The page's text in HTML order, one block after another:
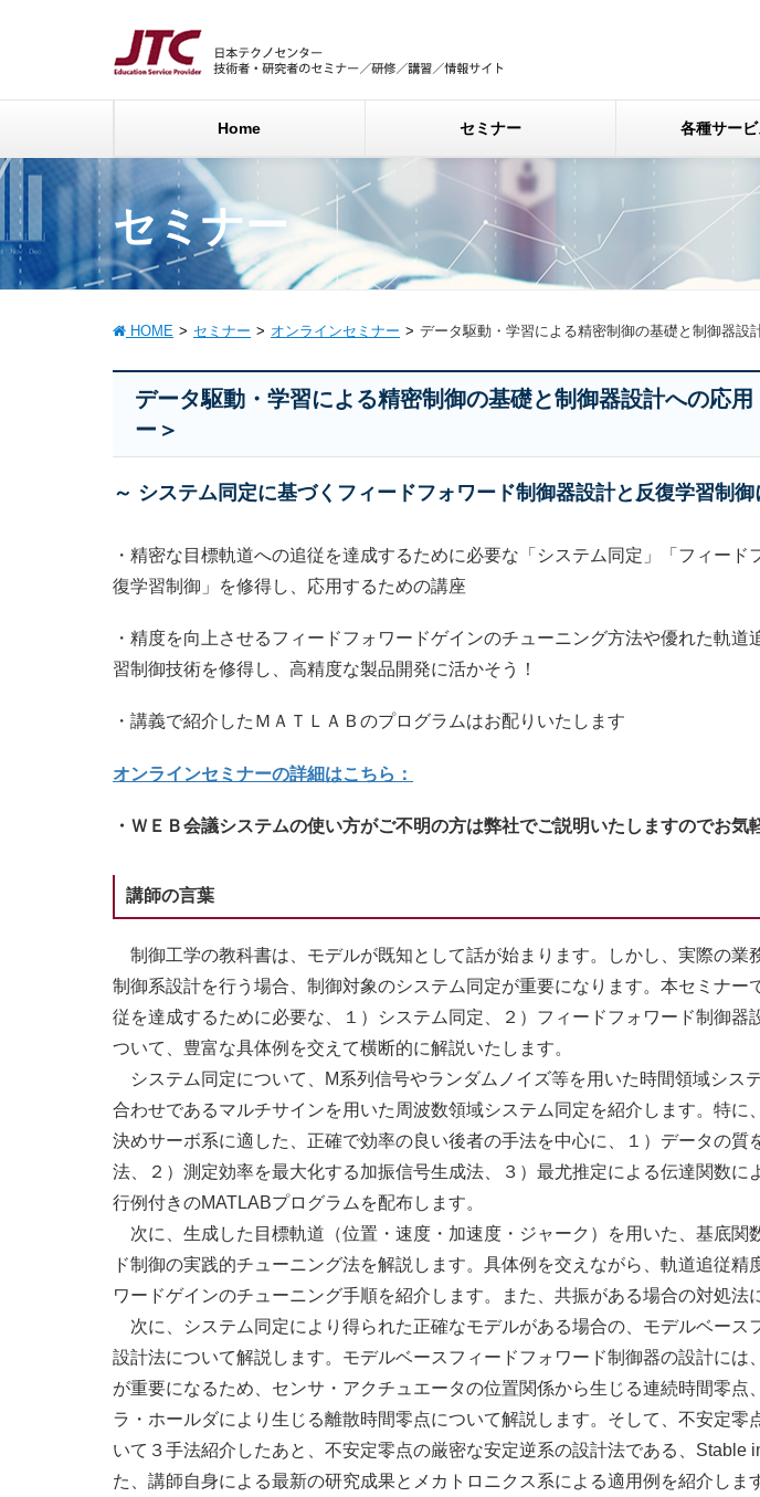
Home セミナー 各種サー
セミナー
HOME セミナー オンラインセミナー データ駆動・学習による精密制御の基礎と制御器
データ駆動・学習による精密制御の基礎と制御器設計への応
ー＞
～ システム同定に基づくフィードフォワード制御器設計と反復学習制
・精密な目標軌道への追従を達成するために必要な「システム同定」「フィード
復学習制御」を修得し、応用するための講座
・精度を向上させるフィードフォワードゲインのチューニング方法や優れた軌道
習制御技術を修得し、高精度な製品開発に活かそう！
・講義で紹介したＭＡＴＬＡＢのプログラムはお配りいたします
オンラインセミナーの詳細はこちら：
・ＷＥＢ会議システムの使い方がご不明の方は弊社でご説明いたしますのでお気
講師の言葉
制御工学の教科書は、モデルが既知として話が始まります。しかし、実際の業
制御系設計を行う場合、制御対象のシステム同定が重要になります。本セミナー
従を達成するために必要な、１）システム同定、２）フィードフォワード制御器
ついて、豊富な具体例を交えて横断的に解説いたします。
システム同定について、M系列信号やランダムノイズ等を用いた時間領域シス
合わせであるマルチサインを用いた周波数領域システム同定を紹介します。特に
決めサーボ系に適した、正確で効率の良い後者の手法を中心に、１）データの質
法、２）測定効率を最大化する加振信号生成法、３）最尤推定による伝達関数に
行例付きのMATLABプログラムを配布します。
次に、生成した目標軌道（位置・速度・加速度・ジャーク）を用いた、基底関
ド制御の実践的チューニング法を解説します。具体例を交えながら、軌道追従精
ワードゲインのチューニング手順を紹介します。また、共振がある場合の対処法
次に、システム同定により得られた正確なモデルがある場合の、モデルベース
設計法について解説します。モデルベースフィードフォワード制御器の設計には
が重要になるため、センサ・アクチュエータの位置関係から生じる連続時間零点
ラ・ホールダにより生じる離散時間零点について解説します。そして、不安定零
いて３手法紹介したあと、不安定零点の厳密な安定逆系の設計法である、Stable
た、講師自身による最新の研究成果とメカトロニクス系による適用例を紹介しま